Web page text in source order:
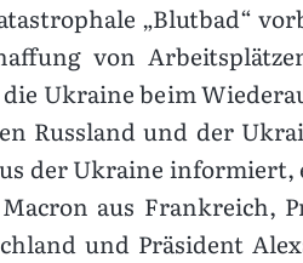
„Blutbad“
von
Ukraine beim
Russland und der
der Ukraine informiert,
aus
und Präsident